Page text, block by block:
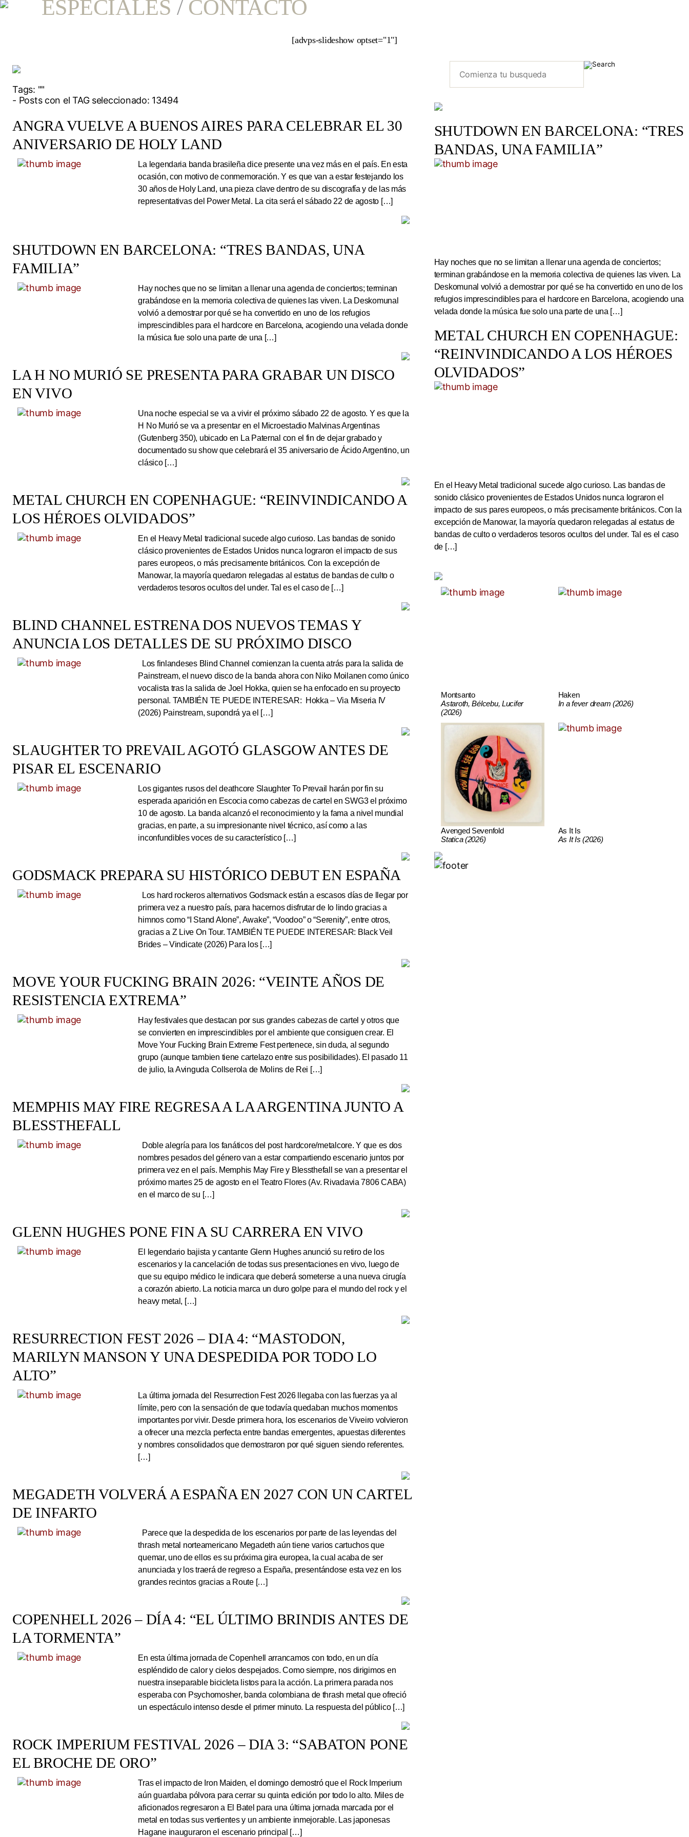
ESPECIALES / CONTACTO
[advps-slideshow optset="1"]
Tags: ""
- Posts con el TAG seleccionado: 13494
ANGRA VUELVE A BUENOS AIRES PARA CELEBRAR EL 30
ANIVERSARIO DE HOLY LAND
La legendaria banda brasileña dice presente una vez más en el país. En esta
ocasión, con motivo de conmemoración. Y es que van a estar festejando los
30 años de Holy Land, una pieza clave dentro de su discografía y de las más
representativas del Power Metal. La cita será el sábado 22 de agosto […]
SHUTDOWN EN BARCELONA: “TRES BANDAS, UNA
FAMILIA”
Hay noches que no se limitan a llenar una agenda de conciertos; terminan
grabándose en la memoria colectiva de quienes las viven. La Deskomunal
volvió a demostrar por qué se ha convertido en uno de los refugios
imprescindibles para el hardcore en Barcelona, acogiendo una velada donde
la música fue solo una parte de una […]
LA H NO MURIÓ SE PRESENTA PARA GRABAR UN DISCO
EN VIVO
Una noche especial se va a vivir el próximo sábado 22 de agosto. Y es que la
H No Murió se va a presentar en el Microestadio Malvinas Argentinas
(Gutenberg 350), ubicado en La Paternal con el fin de dejar grabado y
documentado su show que celebrará el 35 aniversario de Ácido Argentino, un
clásico […]
METAL CHURCH EN COPENHAGUE: “REINVINDICANDO A
LOS HÉROES OLVIDADOS”
En el Heavy Metal tradicional sucede algo curioso. Las bandas de sonido
clásico provenientes de Estados Unidos nunca lograron el impacto de sus
pares europeos, o más precisamente británicos. Con la excepción de
Manowar, la mayoría quedaron relegadas al estatus de bandas de culto o
verdaderos tesoros ocultos del under. Tal es el caso de […]
BLIND CHANNEL ESTRENA DOS NUEVOS TEMAS Y
ANUNCIA LOS DETALLES DE SU PRÓXIMO DISCO
Los finlandeses Blind Channel comienzan la cuenta atrás para la salida de
Painstream, el nuevo disco de la banda ahora con Niko Moilanen como único
vocalista tras la salida de Joel Hokka, quien se ha enfocado en su proyecto
personal. TAMBIÉN TE PUEDE INTERESAR: Hokka – Via Miseria IV
(2026) Painstream, supondrá ya el […]
SLAUGHTER TO PREVAIL AGOTÓ GLASGOW ANTES DE
PISAR EL ESCENARIO
Los gigantes rusos del deathcore Slaughter To Prevail harán por fin su
esperada aparición en Escocia como cabezas de cartel en SWG3 el próximo
10 de agosto. La banda alcanzó el reconocimiento y la fama a nivel mundial
gracias, en parte, a su impresionante nivel técnico, así como a las
inconfundibles voces de su característico […]
GODSMACK PREPARA SU HISTÓRICO DEBUT EN ESPAÑA
Los hard rockeros alternativos Godsmack están a escasos días de llegar por
primera vez a nuestro país, para hacernos disfrutar de lo lindo gracias a
himnos como “I Stand Alone”, Awake”, “Voodoo” o “Serenity”, entre otros,
gracias a Z Live On Tour. TAMBIÉN TE PUEDE INTERESAR: Black Veil
Brides – Vindicate (2026) Para los […]
MOVE YOUR FUCKING BRAIN 2026: “VEINTE AÑOS DE
RESISTENCIA EXTREMA”
Hay festivales que destacan por sus grandes cabezas de cartel y otros que
se convierten en imprescindibles por el ambiente que consiguen crear. El
Move Your Fucking Brain Extreme Fest pertenece, sin duda, al segundo
grupo (aunque tambien tiene cartelazo entre sus posibilidades). El pasado 11
de julio, la Avinguda Collserola de Molins de Rei […]
MEMPHIS MAY FIRE REGRESA A LA ARGENTINA JUNTO A
BLESSTHEFALL
Doble alegría para los fanáticos del post hardcore/metalcore. Y que es dos
nombres pesados del género van a estar compartiendo escenario juntos por
primera vez en el país. Memphis May Fire y Blessthefall se van a presentar el
próximo martes 25 de agosto en el Teatro Flores (Av. Rivadavia 7806 CABA)
en el marco de su […]
GLENN HUGHES PONE FIN A SU CARRERA EN VIVO
El legendario bajista y cantante Glenn Hughes anunció su retiro de los
escenarios y la cancelación de todas sus presentaciones en vivo, luego de
que su equipo médico le indicara que deberá someterse a una nueva cirugía
a corazón abierto. La noticia marca un duro golpe para el mundo del rock y el
heavy metal, […]
RESURRECTION FEST 2026 – DIA 4: “MASTODON,
MARILYN MANSON Y UNA DESPEDIDA POR TODO LO
ALTO”
La última jornada del Resurrection Fest 2026 llegaba con las fuerzas ya al
límite, pero con la sensación de que todavía quedaban muchos momentos
importantes por vivir. Desde primera hora, los escenarios de Viveiro volvieron
a ofrecer una mezcla perfecta entre bandas emergentes, apuestas diferentes
y nombres consolidados que demostraron por qué siguen siendo referentes.
[…]
MEGADETH VOLVERÁ A ESPAÑA EN 2027 CON UN CARTEL
DE INFARTO
Parece que la despedida de los escenarios por parte de las leyendas del
thrash metal norteamericano Megadeth aún tiene varios cartuchos que
quemar, uno de ellos es su próxima gira europea, la cual acaba de ser
anunciada y los traerá de regreso a España, presentándose esta vez en los
grandes recintos gracias a Route […]
COPENHELL 2026 – DÍA 4: “EL ÚLTIMO BRINDIS ANTES DE
LA TORMENTA”
En esta última jornada de Copenhell arrancamos con todo, en un día
espléndido de calor y cielos despejados. Como siempre, nos dirigimos en
nuestra inseparable bicicleta listos para la acción. La primera parada nos
esperaba con Psychomosher, banda colombiana de thrash metal que ofreció
un espectáculo intenso desde el primer minuto. La respuesta del público […]
ROCK IMPERIUM FESTIVAL 2026 – DIA 3: “SABATON PONE
EL BROCHE DE ORO”
Tras el impacto de Iron Maiden, el domingo demostró que el Rock Imperium
aún guardaba pólvora para cerrar su quinta edición por todo lo alto. Miles de
aficionados regresaron a El Batel para una última jornada marcada por el
metal en todas sus vertientes y un ambiente inmejorable. Las japonesas
Hagane inauguraron el escenario principal […]
SHUTDOWN EN BARCELONA: “TRES
BANDAS, UNA FAMILIA”
Hay noches que no se limitan a llenar una agenda de conciertos;
terminan grabándose en la memoria colectiva de quienes las viven. La
Deskomunal volvió a demostrar por qué se ha convertido en uno de los
refugios imprescindibles para el hardcore en Barcelona, acogiendo una
velada donde la música fue solo una parte de una […]
METAL CHURCH EN COPENHAGUE:
“REINVINDICANDO A LOS HÉROES
OLVIDADOS”
En el Heavy Metal tradicional sucede algo curioso. Las bandas de
sonido clásico provenientes de Estados Unidos nunca lograron el
impacto de sus pares europeos, o más precisamente británicos. Con la
excepción de Manowar, la mayoría quedaron relegadas al estatus de
bandas de culto o verdaderos tesoros ocultos del under. Tal es el caso
de […]
Montsanto
Astaroth, Bélcebu, Lucifer
(2026)
Haken
In a fever dream (2026)
Avenged Sevenfold
Statica (2026)
As It Is
As It Is (2026)